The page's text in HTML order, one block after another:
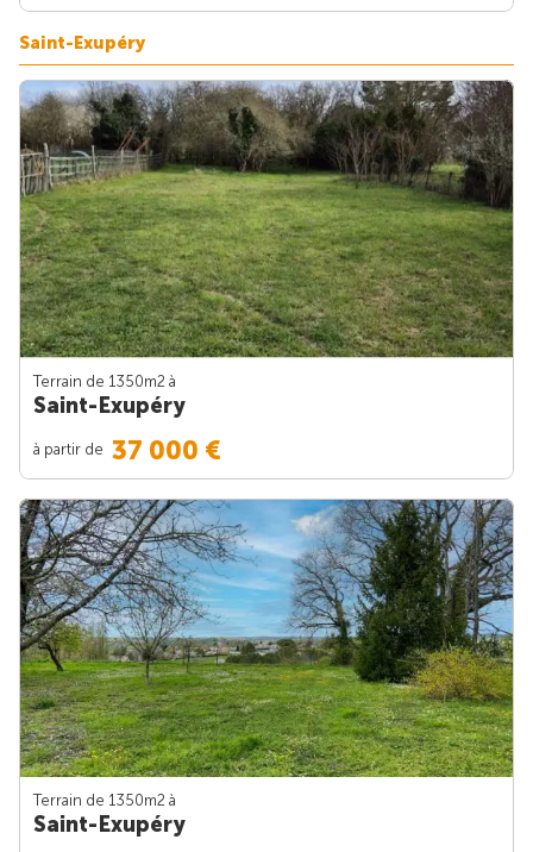
Saint-Exupéry
Terrain de 1350m2 à
Saint-Exupéry
à partir de 37 000 €
Terrain de 1350m2 à
Saint-Exupéry